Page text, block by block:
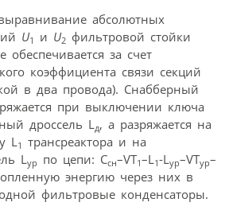
абсолютных
U1 и U2 фильтровой стойки
за счет
коэффициента связи секций
в два провода). Снабберный
при выключении ключа
дроссель L д, а разряжается на
L 1 трансреактора и на
L ур по цепи: Ссн–VT1–L 1-L ур–VTур–
энергию через них в
фильтровые конденсаторы.